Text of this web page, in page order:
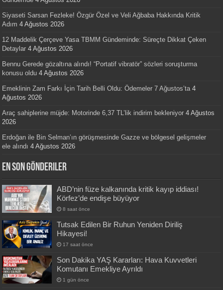
Siyaseti Sarsan Fezleke! Özgür Özel ve Veli Ağbaba Hakkında Kritik
Adım 4 Ağustos 2026
12 Maddelik Çerçeve Yasa TBMM Gündeminde: Süreçte Dikkat Çeken
Detaylar 4 Ağustos 2026
Bennu Gerede gözaltına alındı! “Portatif vibratör” sözleri soruşturma
konusu oldu 4 Ağustos 2026
Emeklinin Zam Farkı İçin Tarih Belli Oldu: Ödemeler 7 Ağustos’ta 4
Ağustos 2026
Araç sahiplerine müjde: Motorinde 6,37 TL’lik indirim bekleniyor 4 Ağustos
2026
Erdoğan ile Bin Selman’ın görüşmesinde Gazze ve bölgesel gelişmeler
ele alındı 4 Ağustos 2026
En Son Gönderiler
ABD’nin füze kalkanında kritik kayıp iddiası!
Körfez’de endişe büyüyor
8 saat önce
Tutsak Edilen Bir Ruhun Yeniden Diriliş
Hikayesi!
17 saat önce
Son Dakika YAŞ Kararları: Hava Kuvvetleri
Komutanı Emekliye Ayrıldı
1 gün önce